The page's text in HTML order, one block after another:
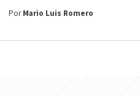
PorMario Luis Romero